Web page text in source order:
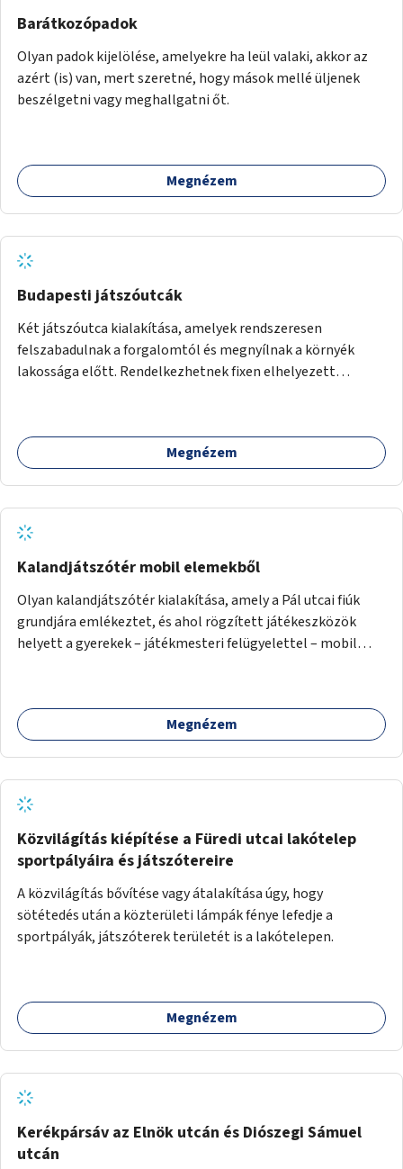
Barátkozópadok
Olyan padok kijelölése, amelyekre ha leül valaki, akkor az
azért (is) van, mert szeretné, hogy mások mellé üljenek
beszélgetni vagy meghallgatni őt.
Megnézem
Budapesti játszóutcák
Két játszóutca kialakítása, amelyek rendszeresen
felszabadulnak a forgalomtól és megnyílnak a környék
lakossága előtt. Rendelkezhetnek fixen elhelyezett
mászóeszközök, utcabútorok).
Megnézem
Kalandjátszótér mobil elemekből
Olyan kalandjátszótér kialakítása, amely a Pál utcai fiúk
grundjára emlékeztet, és ahol rögzített játékeszközök
helyett a gyerekek – játékmesteri felügyelettel – mobil
intézményeiben és programjain kialakítható pop-up
játszóterek eszközeiként is hasznosíthatók.
Megnézem
Közvilágítás kiépítése a Füredi utcai lakótelep
sportpályáira és játszótereire
A közvilágítás bővítése vagy átalakítása úgy, hogy
sötétedés után a közterületi lámpák fénye lefedje a
sportpályák, játszóterek területét is a lakótelepen.
Megnézem
Kerékpársáv az Elnök utcán és Diószegi Sámuel
utcán